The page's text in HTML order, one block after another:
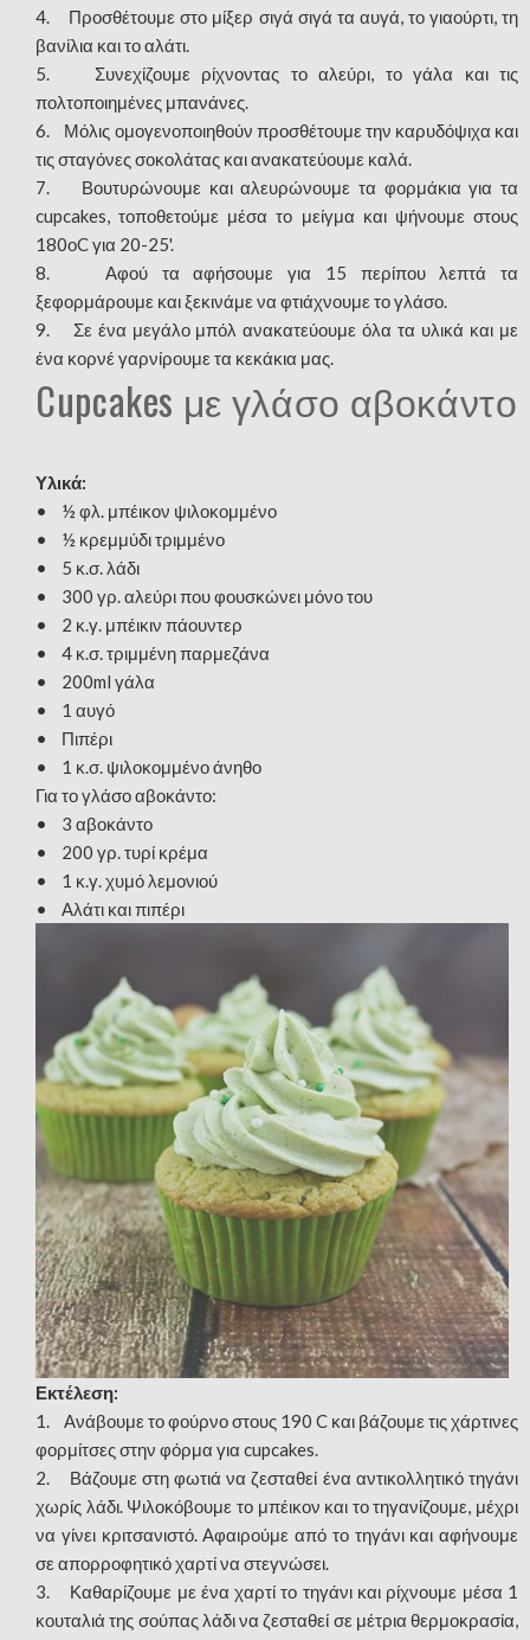
4. Προσθέτουμε στο μίξερ σιγά σιγά τα αυγά, το γιαούρτι, τη
βανίλια και το αλάτι.
5. Συνεχίζουμε ρίχνοντας το αλεύρι, το γάλα και τις
πολτοποιημένες μπανάνες.
6. Μόλις ομογενοποιηθούν προσθέτουμε την καρυδόψιχα και
τις σταγόνες σοκολάτας και ανακατεύουμε καλά.
7. Βουτυρώνουμε και αλευρώνουμε τα φορμάκια για τα
cupcakes, τοποθετούμε μέσα το μείγμα και ψήνουμε στους
180οC για 20-25'.
8. Αφού τα αφήσουμε για 15 περίπου λεπτά τα
ξεφορμάρουμε και ξεκινάμε να φτιάχνουμε το γλάσο.
9. Σε ένα μεγάλο μπόλ ανακατεύουμε όλα τα υλικά και με
ένα κορνέ γαρνίρουμε τα κεκάκια μας.
Cupcakes με γλάσο αβοκάντο
Υλικά:
• ½ φλ. μπέικον ψιλοκομμένο
• ½ κρεμμύδι τριμμένο
• 5 κ.σ. λάδι
• 300 γρ. αλεύρι που φουσκώνει μόνο του
• 2 κ.γ. μπέικιν πάουντερ
• 4 κ.σ. τριμμένη παρμεζάνα
• 200ml γάλα
• 1 αυγό
• Πιπέρι
• 1 κ.σ. ψιλοκομμένο άνηθο
Για το γλάσο αβοκάντο:
• 3 αβοκάντο
• 200 γρ. τυρί κρέμα
• 1 κ.γ. χυμό λεμονιού
• Αλάτι και πιπέρι
Εκτέλεση:
1. Ανάβουμε το φούρνο στους 190 C και βάζουμε τις χάρτινες
φορμίτσες στην φόρμα για cupcakes.
2. Βάζουμε στη φωτιά να ζεσταθεί ένα αντικολλητικό τηγάνι
χωρίς λάδι. Ψιλοκόβουμε το μπέικον και το τηγανίζουμε, μέχρι
να γίνει κριτσανιστό. Αφαιρούμε από το τηγάνι και αφήνουμε
σε απορροφητικό χαρτί να στεγνώσει.
3. Καθαρίζουμε με ένα χαρτί το τηγάνι και ρίχνουμε μέσα 1
κουταλιά της σούπας λάδι να ζεσταθεί σε μέτρια θερμοκρασία,